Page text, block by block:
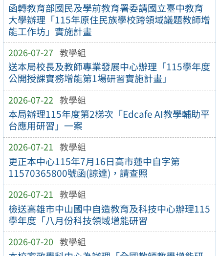
函轉教育部國民及學前教育署委請國立臺中教育
大學辦理「115年原住民族學校跨領域議題教師增
能工作坊」實施計畫
2026-07-27 教學組
送本局校長及教師專業發展中心辦理「115學年度
公開授課實務增能第1場研習實施計畫」
2026-07-22 教學組
本局辦理115年度第2梯次「Edcafe AI教學輔助平
台應用研習」一案
2026-07-21 教學組
更正本中心115年7月16日高市蓮中自字第
11570365800號函(諒達)，請查照
2026-07-21 教學組
檢送高雄市中山國中自造教育及科技中心辦理115
學年度「八月份科技領域增能研習
2026-07-20 教學組